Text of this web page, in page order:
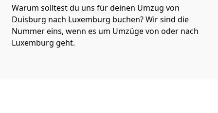
Warum solltest du uns für deinen Umzug von
Duisburg nach Luxemburg buchen? Wir sind die
Nummer eins, wenn es um Umzüge von oder nach
Luxemburg geht.